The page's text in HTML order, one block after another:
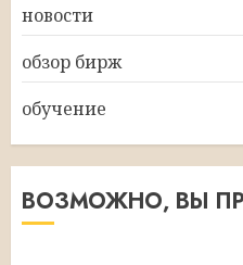
новости
обзор бирж
обучение
ВОЗМОЖНО, ВЫ